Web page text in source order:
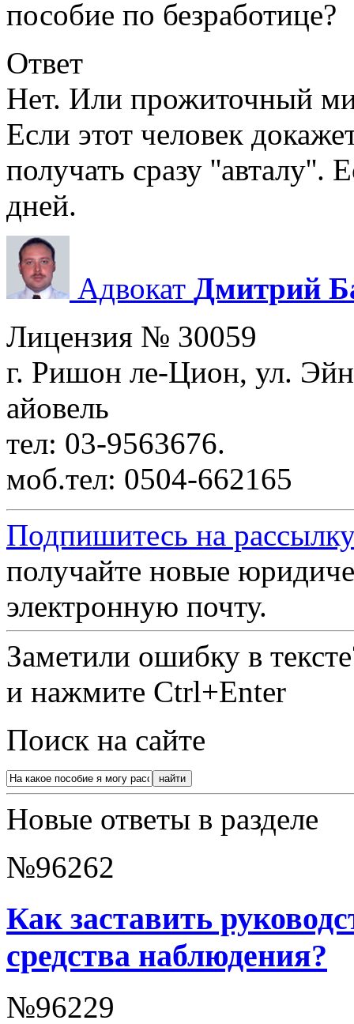
пособие по безработице?
Ответ
Нет. Или прожиточный
Если этот человек
получать сразу
дней.
Адвокат Дмитрий
Лицензия № 30059
г. Ришон ле-Цион, ул.
айовель
тел: 03-9563676.
моб.тел: 0504-662165
Подпишитесь на
получайте новые
электронную почту.
Заметили ошибку в
и нажмите Ctrl+Enter
Поиск на сайте
Новые ответы в разделе
№96262
Как заставить
средства наблюдения?
№96229